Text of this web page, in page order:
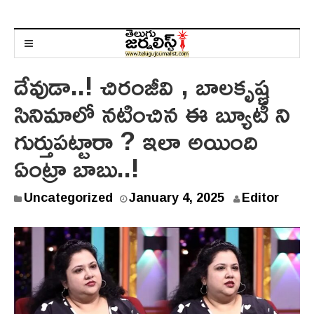
దేవుడా..! చిరంజీవి , బాలకృష్ణ
సినిమాలో నటించిన ఈ బ్యూటీ ని
గుర్తుపట్టారా ? ఇలా అయింది
ఏంట్రా బాబు..!
Uncategorized January 4, 2025J
n
u
a
r
y
Editor